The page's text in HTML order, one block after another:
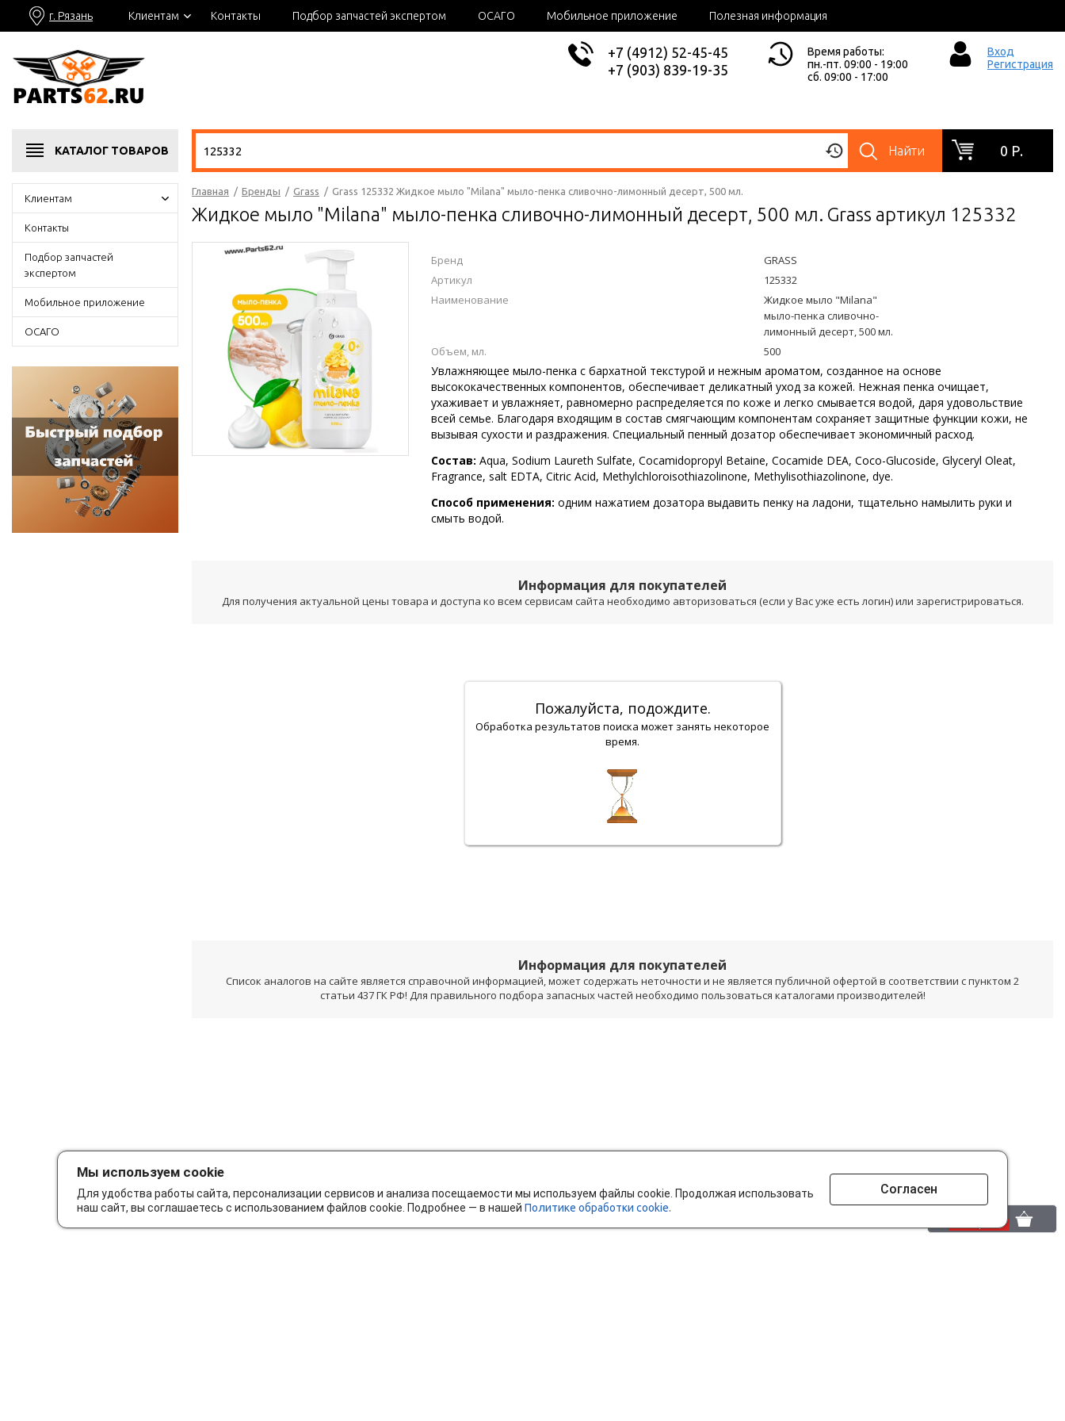
г. Рязань Клиентам Контакты Подбор запчастей экспертом ОСАГО Мобильное приложение Полезная информация
+7 (4912) 52-45-45
+7 (903) 839-19-35
Время работы:
пн.-пт. 09:00 - 19:00
сб. 09:00 - 17:00
Вход
Регистрация
КАТАЛОГ ТОВАРОВ Найти 0 Р.
Клиентам
Контакты
Подбор запчастей
экспертом
Мобильное приложение
ОСАГО
Главная / Бренды / Grass / Grass 125332 Жидкое мыло "Milana" мыло-пенка сливочно-лимонный десерт, 500 мл.
Жидкое мыло "Milana" мыло-пенка сливочно-лимонный десерт, 500 мл. Grass артикул 125332
Бренд
GRASS
Артикул
125332
Наименование
Жидкое мыло "Milana"
мыло-пенка сливочно-
лимонный десерт, 500 мл.
Объем, мл.
500
Увлажняющее мыло-пенка с бархатной текстурой и нежным ароматом, созданное на основе
высококачественных компонентов, обеспечивает деликатный уход за кожей. Нежная пенка очищает,
ухаживает и увлажняет, равномерно распределяется по коже и легко смывается водой, даря удовольствие
всей семье. Благодаря входящим в состав смягчающим компонентам сохраняет защитные функции кожи, не
вызывая сухости и раздражения. Специальный пенный дозатор обеспечивает экономичный расход.
Состав: Aqua, Sodium Laureth Sulfate, Cocamidopropyl Betaine, Cocamide DEA, Coco-Glucoside, Glyceryl Oleat,
Fragrance, salt EDTA, Citric Acid, Methylchloroisothiazolinone, Methylisothiazolinone, dye.
Способ применения: одним нажатием дозатора выдавить пенку на ладони, тщательно намылить руки и
смыть водой.
Информация для покупателей
Для получения актуальной цены товара и доступа ко всем сервисам сайта необходимо авторизоваться (если у Вас уже есть логин) или зарегистрироваться.
Пожалуйста, подождите.
Обработка результатов поиска может занять некоторое
время.
Информация для покупателей
Список аналогов на сайте является справочной информацией, может содержать неточности и не является публичной офертой в соответствии с пунктом 2
статьи 437 ГК РФ! Для правильного подбора запасных частей необходимо пользоваться каталогами производителей!
Мы используем cookie
Для удобства работы сайта, персонализации сервисов и анализа посещаемости мы используем файлы cookie. Продолжая использовать
наш сайт, вы соглашаетесь с использованием файлов cookie. Подробнее — в нашей Политике обработки cookie.
Согласен